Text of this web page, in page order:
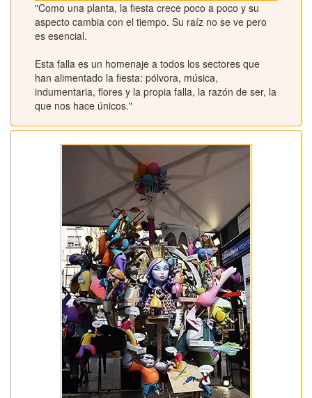
"Como una planta, la fiesta crece poco a poco y su
aspecto cambia con el tiempo. Su raíz no se ve pero
es esencial.
Esta falla es un homenaje a todos los sectores que
han alimentado la fiesta: pólvora, música,
indumentaria, flores y la propia falla, la razón de ser, la
que nos hace únicos."